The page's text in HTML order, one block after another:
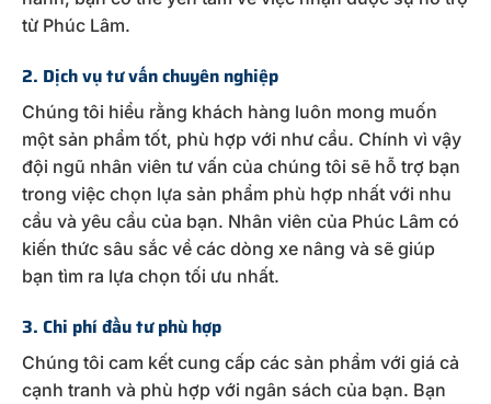
từ Phúc Lâm.
2. Dịch vụ tư vấn chuyên nghiệp
Chúng tôi hiểu rằng khách hàng luôn mong muốn
một sản phẩm tốt, phù hợp với như cầu. Chính vì vậy
đội ngũ nhân viên tư vấn của chúng tôi sẽ hỗ trợ bạn
trong việc chọn lựa sản phẩm phù hợp nhất với nhu
cầu và yêu cầu của bạn. Nhân viên của Phúc Lâm có
kiến thức sâu sắc về các dòng xe nâng và sẽ giúp
bạn tìm ra lựa chọn tối ưu nhất.
3. Chi phí đầu tư phù hợp
Chúng tôi cam kết cung cấp các sản phẩm với giá cả
cạnh tranh và phù hợp với ngân sách của bạn. Bạn